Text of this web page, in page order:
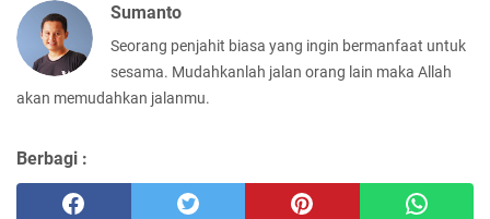
Sumanto
Seorang penjahit biasa yang ingin bermanfaat untuk
sesama. Mudahkanlah jalan orang lain maka Allah
akan memudahkan jalanmu.
Berbagi :